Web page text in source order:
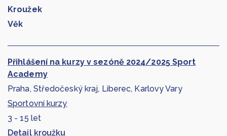
Kroužek
Věk
Přihlášení na kurzy v sezóně 2024/2025 Sport
Academy
Praha, Středočeský kraj, Liberec, Karlovy Vary
Sportovní kurzy
3 - 15 let
Detail kroužku